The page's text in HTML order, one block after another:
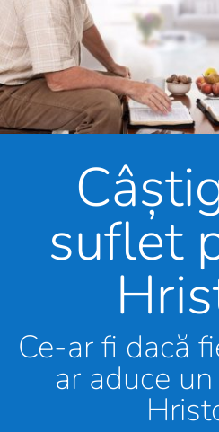
suflet
Ce-ar fi dacă
ar aduce